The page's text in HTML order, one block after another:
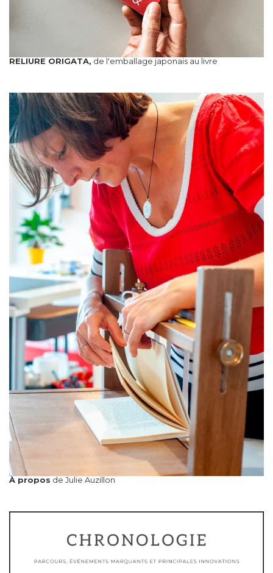
RELIURE ORIGATA, de l'emballage japonais au livre
À propos de Julie Auzillon